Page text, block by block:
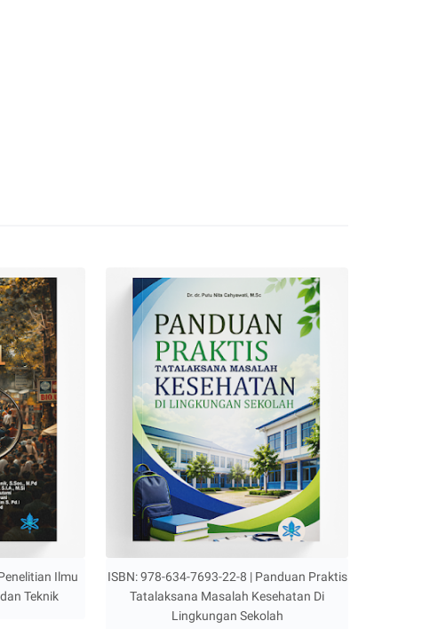
Ilmu
Teknik
ISBN: 978-634-7693-22-8 | Panduan Praktis
Tatalaksana Masalah Kesehatan Di
Lingkungan Sekolah